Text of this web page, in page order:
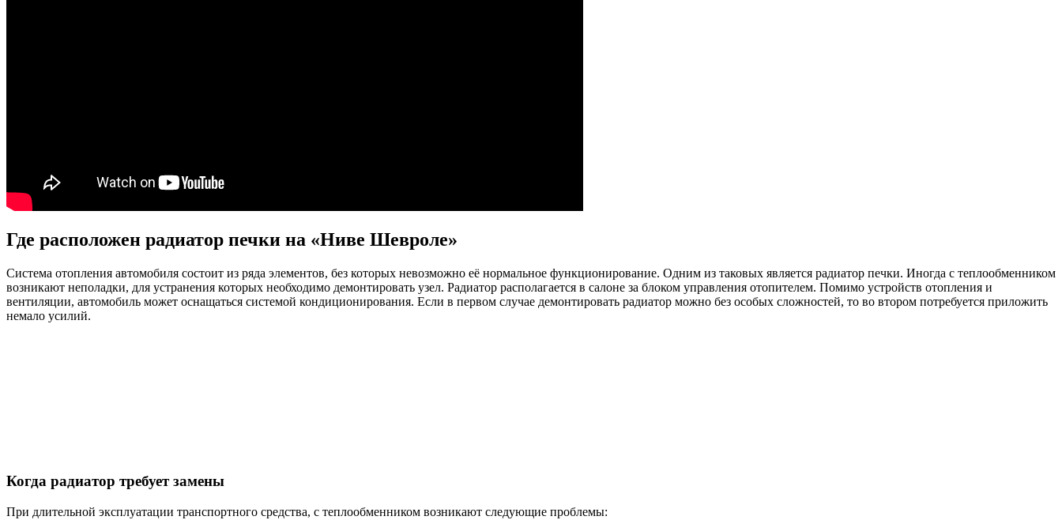
Где расположен радиатор печки на «Ниве Шевроле»
Система отопления автомобиля состоит из ряда элементов, без которых невозможно её нормальное функционирование. Одним из таковых является радиатор печки. Иногда с теплообменником
возникают неполадки, для устранения которых необходимо демонтировать узел. Радиатор располагается в салоне за блоком управления отопителем. Помимо устройств отопления и
вентиляции, автомобиль может оснащаться системой кондиционирования. Если в первом случае демонтировать радиатор можно без особых сложностей, то во втором потребуется приложить
немало усилий.
Когда радиатор требует замены
При длительной эксплуатации транспортного средства, с теплообменником возникают следующие проблемы: